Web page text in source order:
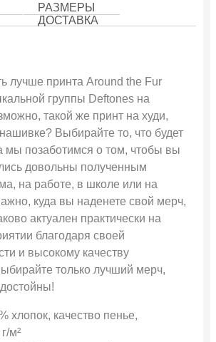
РАЗМЕРЫ
ДОСТАВКА
лучше принта Around the Fur
группы Deftones на
такой же принт на худи,
Выбирайте то, что будет
мы позаботимся о том, чтобы вы
довольны полученным
на работе, в школе или на
куда вы наденете свой мерч,
актуален практически на
благодаря своей
и высокому качеству
только лучший мерч,
хлопок, качество пенье,
м²